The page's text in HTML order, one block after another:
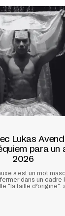
Lukas
para un
2026
» est un mot
dans un
"la faille d’origine".